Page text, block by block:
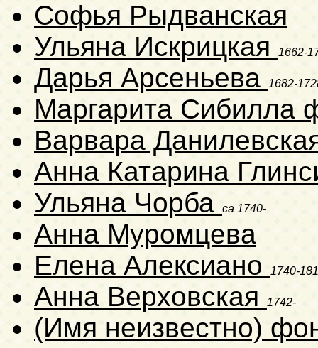
Софья Рыдванская
Ульяна Искрицкая
1662-
Дарья Арсеньева 1682-
Маргарита Сибилла
Варвара
Анна Катарина
Ульяна Чорба
ca 1740-
Анна Муромцева
Елена Алексиано
1740-
Анна Верховская 1742-
(Имя неизвестно)